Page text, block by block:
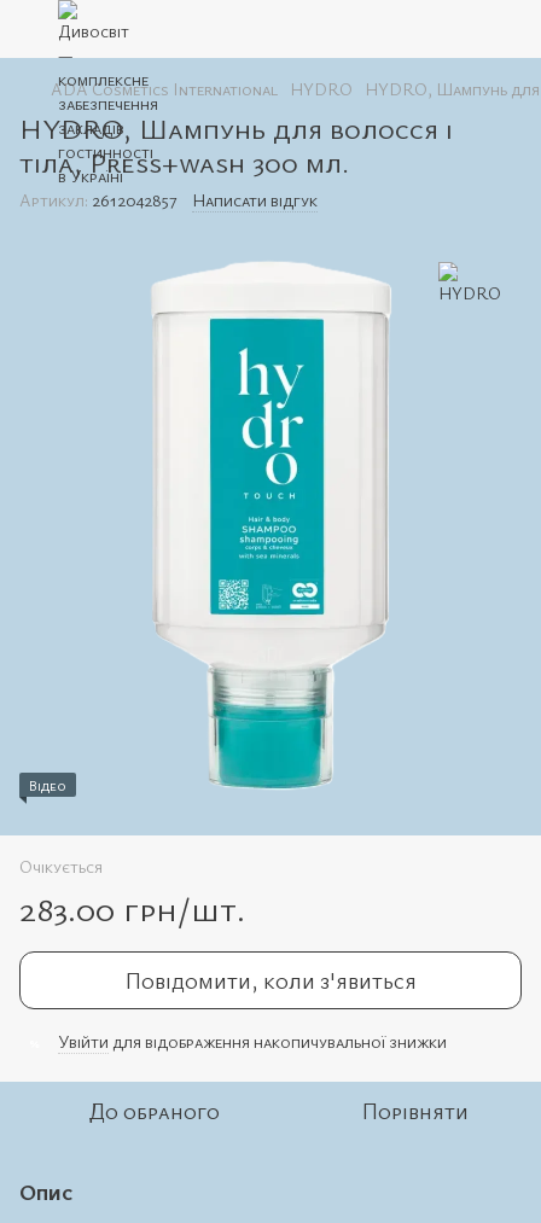
ADA Cosmetics International HYDRO HYDRO, Шампунь для
HYDRO, Шампунь для волосся і
тіла, Press+wash 300 мл.
Артикул: 2612042857 Написати відгук
Відео
Очікується
283.00 грн/шт.
Повідомити, коли з'явиться
Увійти для відображення накопичувальної знижки
До обраного Порівняти
Опис